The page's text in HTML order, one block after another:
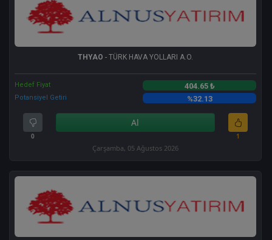
THYAO - TÜRK HAVA YOLLARI A.O.
Hedef Fiyat 404.65 ₺
Potansiyel Getiri %32.13
0
Al
1
Çarşamba, 05 Ağustos 2026